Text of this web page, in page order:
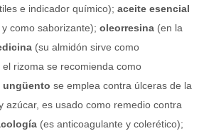
e indicador químico); aceite esencial
como saborizante); oleorresina (en la
(su almidón sirve como
rizoma se recomienda como
ungüento se emplea contra úlceras de la
azúcar, es usado como remedio contra
(es anticoagulante y colerético);